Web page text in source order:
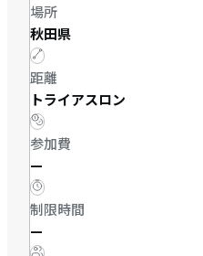
場所
秋田県
距離
トライアスロン
参加費
—
制限時間
—